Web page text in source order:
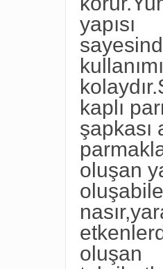
yapısı
kullanımı
kaplı
şapkası
oluşan
oluşan